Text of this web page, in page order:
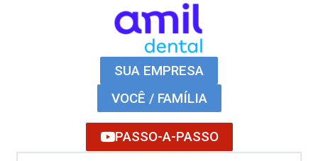
SUA EMPRESA
VOCÊ / FAMÍLIA
PASSO-A-PASSO